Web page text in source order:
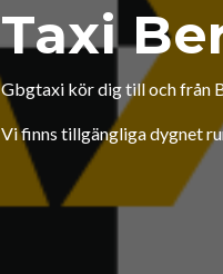
Taxi
Gbgtaxi kör dig till och från
Vi finns tillgängliga dygnet